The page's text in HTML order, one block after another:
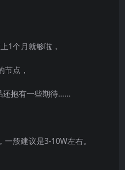
1个月就够啦，
节点，
还抱有一些期待……
般建议是3-10W左右。